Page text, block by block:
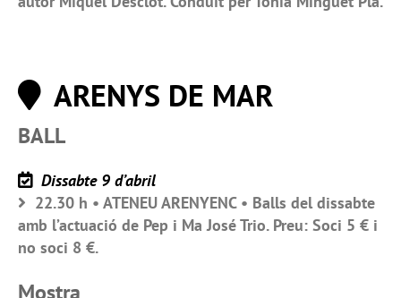
ARENYS DE MAR
BALL
Dissabte 9 d’abril
22.30 h • ATENEU ARENYENC • Balls del dissabte
amb l’actuació de Pep i Ma José Trio. Preu: Soci 5 € i
no soci 8 €.
Mostra